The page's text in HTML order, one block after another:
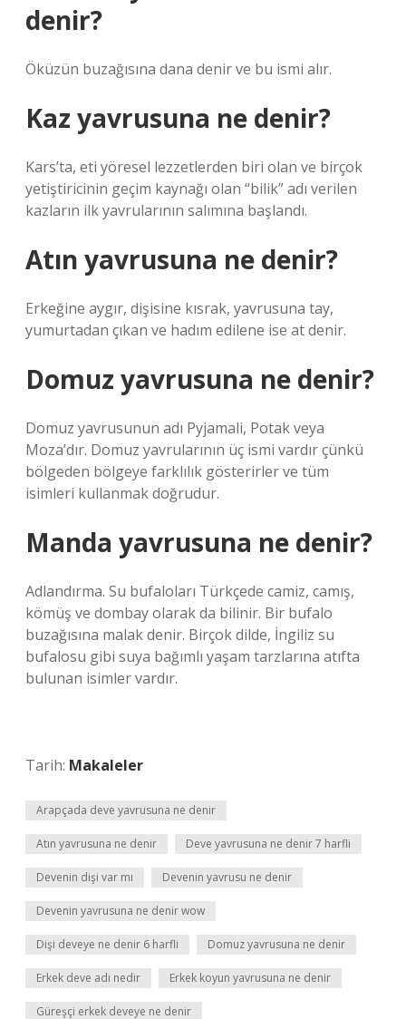
denir?
Öküzün buzağısına dana denir ve bu ismi alır.
Kaz yavrusuna ne denir?
Kars’ta, eti yöresel lezzetlerden biri olan ve birçok
yetiştiricinin geçim kaynağı olan “bilik” adı verilen
kazların ilk yavrularının salımına başlandı.
Atın yavrusuna ne denir?
Erkeğine aygır, dişisine kısrak, yavrusuna tay,
yumurtadan çıkan ve hadım edilene ise at denir.
Domuz yavrusuna ne denir?
Domuz yavrusunun adı Pyjamali, Potak veya
Moza’dır. Domuz yavrularının üç ismi vardır çünkü
bölgeden bölgeye farklılık gösterirler ve tüm
isimleri kullanmak doğrudur.
Manda yavrusuna ne denir?
Adlandırma. Su bufaloları Türkçede camiz, camış,
kömüş ve dombay olarak da bilinir. Bir bufalo
buzağısına malak denir. Birçok dilde, İngiliz su
bufalosu gibi suya bağımlı yaşam tarzlarına atıfta
bulunan isimler vardır.
Tarih: Makaleler
Arapçada deve yavrusuna ne denir
Atın yavrusuna ne denir Deve yavrusuna ne denir 7 harfli
Devenin dişi var mı Devenin yavrusu ne denir
Devenin yavrusuna ne denir wow
Dişi deveye ne denir 6 harfli Domuz yavrusuna ne denir
Erkek deve adı nedir Erkek koyun yavrusuna ne denir
Güreşçi erkek deveye ne denir